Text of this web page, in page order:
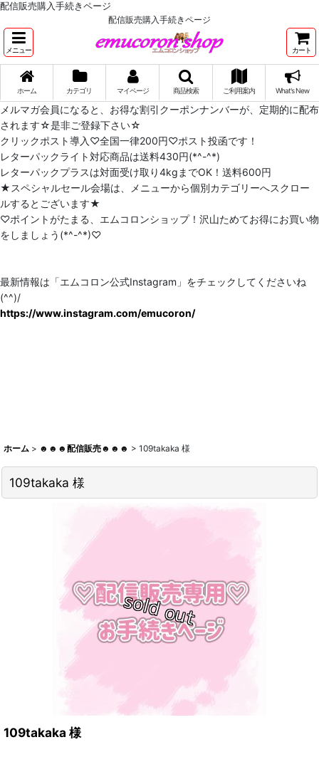
配信販売購入手続きページ
配信販売購入手続きページ
メニュー カート
ホーム カテゴリ マイページ 商品検索 ご利用案内 What's New
メルマガ会員になると、お得な割引クーポンナンバーが、定期的に配布
されます☆是非ご登録下さい☆
クリックポスト導入♡全国一律200円♡ポスト投函です！
レターパックライト対応商品は送料430円(*^-^*)
レターパックプラスは対面受け取り4kgまでOK！送料600円
★スペシャルセール会場は、メニューから個別カテゴリーへスクロー
ルするとございます★
♡ポイントがたまる、エムコロンショップ！沢山ためてお得にお買い物
をしましょう(*^-^*)♡
最新情報は「エムコロン公式Instagram」をチェックしてくださいね
(^^)/
https://www.instagram.com/emucoron/
ホーム > ☻☻☻配信販売☻☻☻ > 109takaka 様
109takaka 様
109takaka 様